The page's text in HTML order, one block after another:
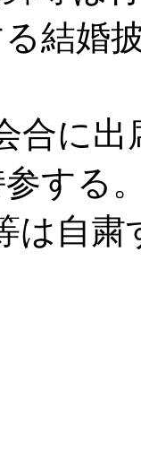
結婚
に出
する
自粛